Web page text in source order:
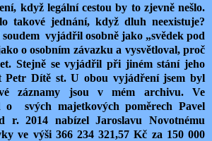
když legální cestou by to zjevně nešlo.
takové jednání, když dluh neexistuje?
vyjádřil osobně jako „svědek pod
o osobním závazku a vysvětloval, proč
Stejně se vyjádřil při jiném stání jeho
Petr Dítě st. U obou vyjádření jsem byl
záznamy jsou v mém archivu. Ve
o
svých majetkových poměrech Pavel
r. 2014 nabízel Jaroslavu Novotnému
ve výši 366 234 321,57 Kč za 150 000